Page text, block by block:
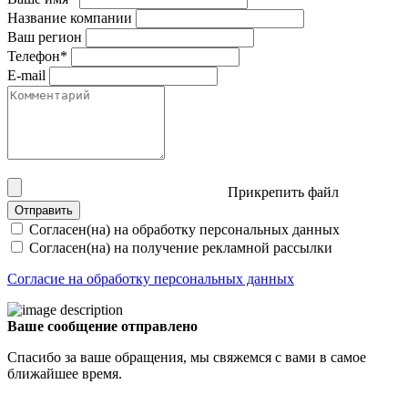
Название компании
Ваш регион
Телефон*
E-mail
Прикрепить файл
Отправить
Согласен(на) на обработку персональных данных
Согласен(на) на получение рекламной рассылки
Согласие на обработку персональных данных
Ваше сообщение отправлено
Спасибо за ваше обращения, мы свяжемся с вами в самое
ближайшее время.